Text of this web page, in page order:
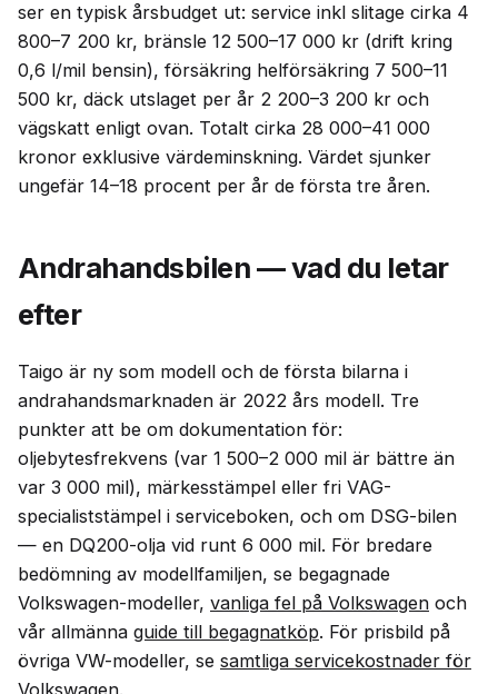
ser en typisk årsbudget ut: service inkl slitage cirka 4
800–7 200 kr, bränsle 12 500–17 000 kr (drift kring
0,6 l/mil bensin), försäkring helförsäkring 7 500–11
500 kr, däck utslaget per år 2 200–3 200 kr och
vägskatt enligt ovan. Totalt cirka 28 000–41 000
kronor exklusive värdeminskning. Värdet sjunker
ungefär 14–18 procent per år de första tre åren.
Andrahandsbilen — vad du letar
efter
Taigo är ny som modell och de första bilarna i
andrahandsmarknaden är 2022 års modell. Tre
punkter att be om dokumentation för:
oljebytesfrekvens (var 1 500–2 000 mil är bättre än
var 3 000 mil), märkesstämpel eller fri VAG-
specialiststämpel i serviceboken, och om DSG-bilen
— en DQ200-olja vid runt 6 000 mil. För bredare
bedömning av modellfamiljen, se begagnade
Volkswagen-modeller, vanliga fel på Volkswagen och
vår allmänna guide till begagnatköp. För prisbild på
övriga VW-modeller, se samtliga servicekostnader för
Volkswagen.